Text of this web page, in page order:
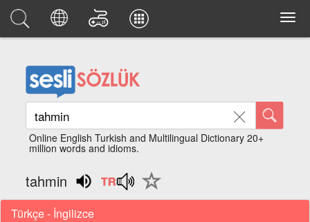
Online English Turkish and Multilingual Dictionary 20+
million words and idioms.
tahmin
Türkçe - İngilizce